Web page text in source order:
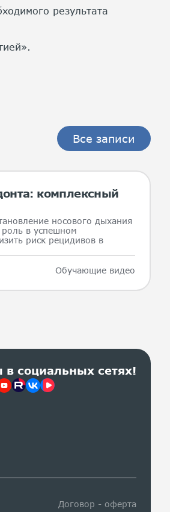
результата
Все записи
комплексный
носового дыхания
в успешном
риск рецидивов в
Обучающие видео
социальных сетях!
Договор - оферта